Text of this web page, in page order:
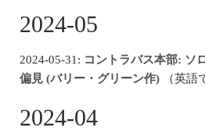
2024-05
2024-05-31: コントラバス本部: ソ
偏見 (バリー・グリーン作) （英語
2024-04